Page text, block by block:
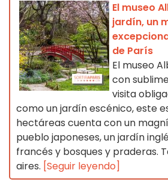
El museo
jardín, un
de París
El museo
con
visita
como un jardín escénico, este
hectáreas cuenta con un
pueblo japoneses, un jardín
francés y bosques y praderas.
aires. [Seguir leyendo]